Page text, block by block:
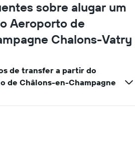
sobre alugar um
Aeroporto de
Chalons-Vatry
de transfer a partir do
de Châlons-en-Champagne